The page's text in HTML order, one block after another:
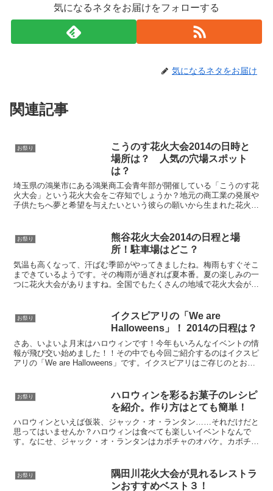
気になるネタをお届けをフォローする
気になるネタをお届け
関連記事
お祭り
こうのす花火大会2014の日時と
場所は？ 人気の穴場スポット
は？
埼玉県の鴻巣市にある鴻巣商工会青年部が開催している「こうのす花
火大会」という花火大会をご存知でしょうか？地元の商工業の発展や
子供たちへ夢と希望を与えたいという彼らの願いから生まれた花火大
お祭り
熊谷花火大会2014の日程と場
所！駐車場はどこ？
気温も高くなって、汗ばむ季節がやってきましたね。梅雨もすぐそこ
まできているようです。その梅雨が過ぎれば夏本番。夏の楽しみの一
つに花火大会がありますね。全国でもたくさんの地域で花火大会が夏
お祭り
イクスピアリの「We are
Halloweens」！ 2014の日程は？
さあ、いよいよ月末はハロウィンです！今年もいろんなイベントの情
報が飛び交い始めました！！その中でも今回ご紹介するのはイクスピ
アリの「We are Halloweens」です。イクスピアリはご存じのとお
お祭り
ハロウィンを彩るお菓子のレシピ
を紹介。作り方はとても簡単！
ハロウィンといえば仮装、ジャック・オ・ランタン……それだけだと
思ってはいませんか？ハロウィンは食べても楽しいイベントなんで
す。なにせ、ジャック・オ・ランタンはカボチャのオバケ。カボチャ
お祭り
隅田川花火大会が見れるレストラ
ンおすすめベスト３！